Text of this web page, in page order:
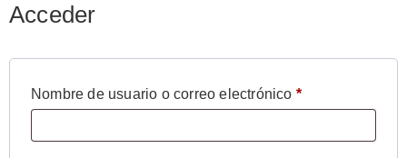
Acceder
Nombre de usuario o correo electrónico *